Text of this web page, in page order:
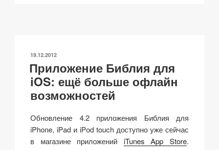
n
k o
k
p at ть
ОПУБЛИКОВАНО
19.12.2012
Приложение Библия для
iOS: ещё больше офлайн
возможностей
Обновление 4.2 приложения Библия для
iPhone, iPad и iPod touch доступно уже сейчас
в магазине приложений iTunes App Store.